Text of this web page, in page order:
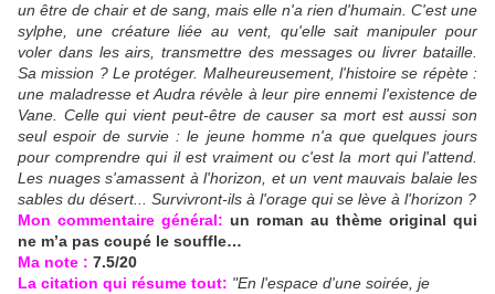
un être de chair et de sang, mais elle n'a rien d'humain. C'est une
sylphe, une créature liée au vent, qu'elle sait manipuler pour
voler dans les airs, transmettre des messages ou livrer bataille.
Sa mission ? Le protéger. Malheureusement, l'histoire se répète :
une maladresse et Audra révèle à leur pire ennemi l'existence de
Vane. Celle qui vient peut-être de causer sa mort est aussi son
seul espoir de survie : le jeune homme n'a que quelques jours
pour comprendre qui il est vraiment ou c'est la mort qui l'attend.
Les nuages s'amassent à l'horizon, et un vent mauvais balaie les
sables du désert... Survivront-ils à l'orage qui se lève à l'horizon ?
Mon commentaire général: un roman au thème original qui
ne m’a pas coupé le souffle…
Ma note : 7.5/20
La citation qui résume tout: "En l'espace d'une soirée, je